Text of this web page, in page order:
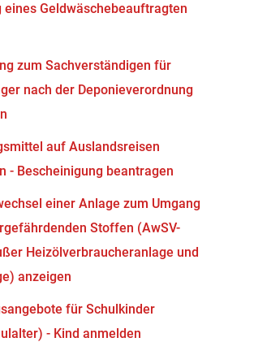
eines Geldwäschebeauftragten
zum Sachverständigen für
nach der Deponieverordnung
auf Auslandsreisen
- Bescheinigung beantragen
einer Anlage zum Umgang
Stoffen (AwSV-
Heizölverbraucheranlage und
anzeigen
für Schulkinder
- Kind anmelden